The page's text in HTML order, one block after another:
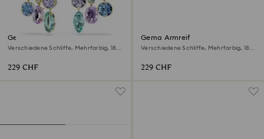
Gema Ohrring-Jackets
Verschiedene Schliffe, Mehrfarbig, 18K
229 CHF
Gema Armreif
Verschiedene Schliffe, Mehrfarbig, 18K
229 CHF